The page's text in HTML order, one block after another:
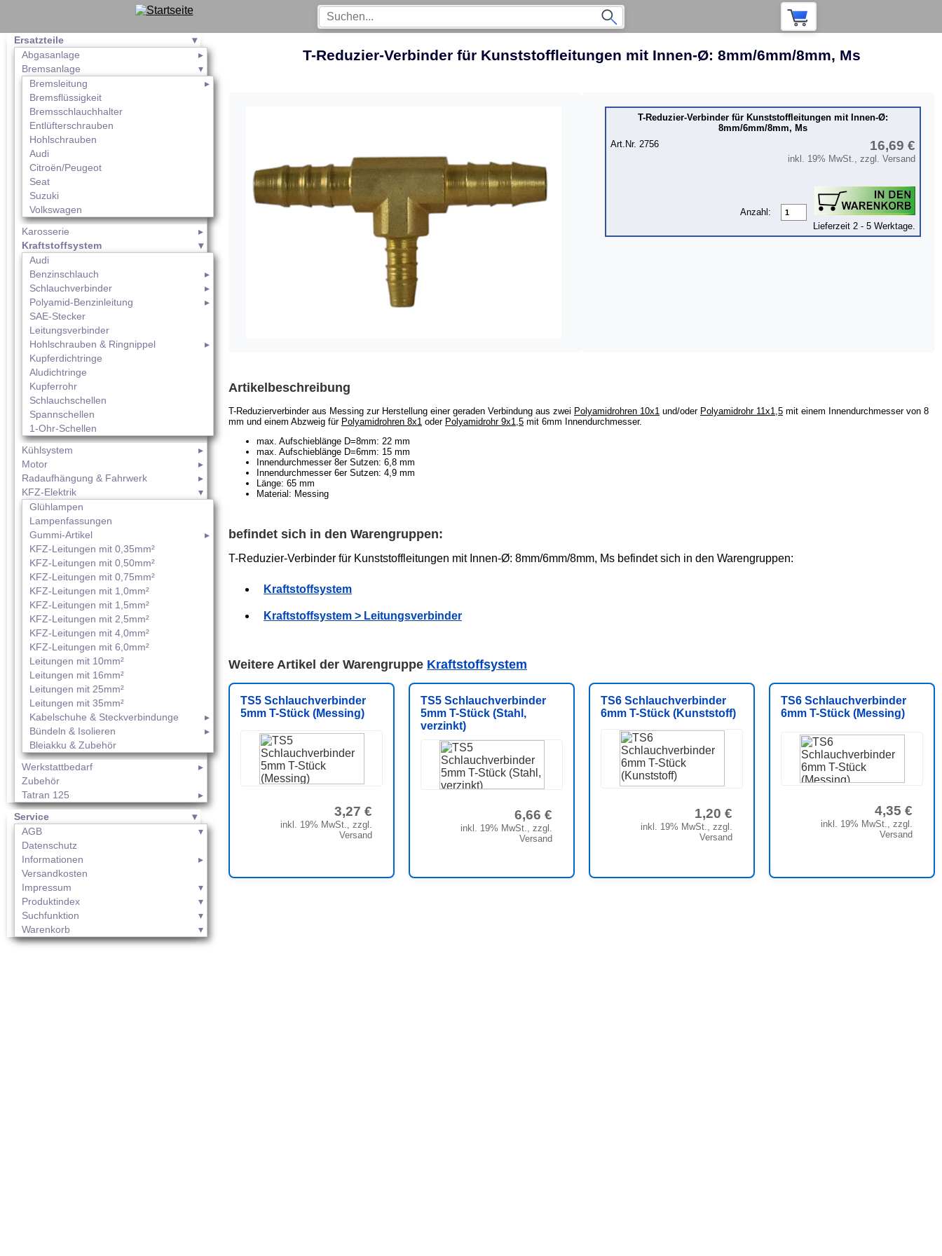
Ersatzteile
Abgasanlage
Bremsanlage
Bremsleitung
Bremsflüssigkeit
Bremsschlauchhalter
Entlüfterschrauben
Hohlschrauben
Audi
Citroën/Peugeot
Seat
Suzuki
Volkswagen
Karosserie
Kraftstoffsystem
Audi
Benzinschlauch
Schlauchverbinder
Polyamid-Benzinleitung
SAE-Stecker
Leitungsverbinder
Hohlschrauben & Ringnippel
Kupferdichtringe
Aludichtringe
Kupferrohr
Schlauchschellen
Spannschellen
1-Ohr-Schellen
Kühlsystem
Motor
Radaufhängung & Fahrwerk
KFZ-Elektrik
Glühlampen
Lampenfassungen
Gummi-Artikel
KFZ-Leitungen mit 0,35mm²
KFZ-Leitungen mit 0,50mm²
KFZ-Leitungen mit 0,75mm²
KFZ-Leitungen mit 1,0mm²
KFZ-Leitungen mit 1,5mm²
KFZ-Leitungen mit 2,5mm²
KFZ-Leitungen mit 4,0mm²
KFZ-Leitungen mit 6,0mm²
Leitungen mit 10mm²
Leitungen mit 16mm²
Leitungen mit 25mm²
Leitungen mit 35mm²
Kabelschuhe & Steckverbindunge
Bündeln & Isolieren
Bleiakku & Zubehör
Werkstattbedarf
Zubehör
Tatran 125
Service
AGB
Datenschutz
Informationen
Versandkosten
Impressum
Produktindex
Suchfunktion
Warenkorb
T-Reduzier-Verbinder für Kunststoffleitungen mit Innen-Ø: 8mm/6mm/8mm, Ms
T-Reduzier-Verbinder für Kunststoffleitungen mit Innen-Ø:
8mm/6mm/8mm, Ms
Art.Nr. 2756
16,69 €
inkl. 19% MwSt., zzgl. Versand
Anzahl:
Lieferzeit 2 - 5 Werktage.
Artikelbeschreibung
T-Reduzierverbinder aus Messing zur Herstellung einer geraden Verbindung aus zwei Polyamidrohren 10x1 und/oder Polyamidrohr 11x1,5 mit einem Innendurchmesser von 8
mm und einem Abzweig für Polyamidrohren 8x1 oder Polyamidrohr 9x1,5 mit 6mm Innendurchmesser.
max. Aufschieblänge D=8mm: 22 mm
max. Aufschieblänge D=6mm: 15 mm
Innendurchmesser 8er Sutzen: 6,8 mm
Innendurchmesser 6er Sutzen: 4,9 mm
Länge: 65 mm
Material: Messing
befindet sich in den Warengruppen:
T-Reduzier-Verbinder für Kunststoffleitungen mit Innen-Ø: 8mm/6mm/8mm, Ms befindet sich in den Warengruppen:
Kraftstoffsystem
Kraftstoffsystem > Leitungsverbinder
Weitere Artikel der Warengruppe Kraftstoffsystem
TS5 Schlauchverbinder
5mm T-Stück (Messing)
3,27 €
inkl. 19% MwSt., zzgl.
Versand
TS5 Schlauchverbinder
5mm T-Stück (Stahl,
verzinkt)
6,66 €
inkl. 19% MwSt., zzgl.
Versand
TS6 Schlauchverbinder
6mm T-Stück (Kunststoff)
1,20 €
inkl. 19% MwSt., zzgl.
Versand
TS6 Schlauchverbinder
6mm T-Stück (Messing)
4,35 €
inkl. 19% MwSt., zzgl.
Versand